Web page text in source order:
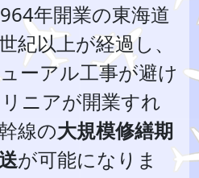
年開業の東海道
紀以上が経過し、
ーアル工事が避け
ニアが開業すれ
線の大規模修繕期
が可能になりま